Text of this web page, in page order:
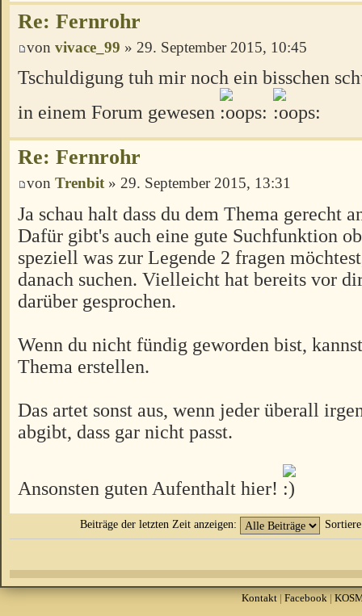
Re: Fernrohr
von vivace_99 » 29. September 2015, 10:45
Tschuldigung tuh mir noch ein bisschen
in einem Forum gewesen
Re: Fernrohr
von Trenbit» 29. September 2015, 13:31
Ja schau halt dass du dem Thema gerecht
Dafür gibt's auch eine gute Suchfunktion
speziell was zur Legende 2 fragen
danach suchen. Vielleicht hat bereits vor
darüber gesprochen.
Wenn du nicht fündig geworden bist,
Thema erstellen.
Das artet sonst aus, wenn jeder überall
abgibt, dass gar nicht passt.
Ansonsten guten Aufenthalt hier!
Beiträge der letzten Zeit anzeigen:
Kontakt| Facebook|